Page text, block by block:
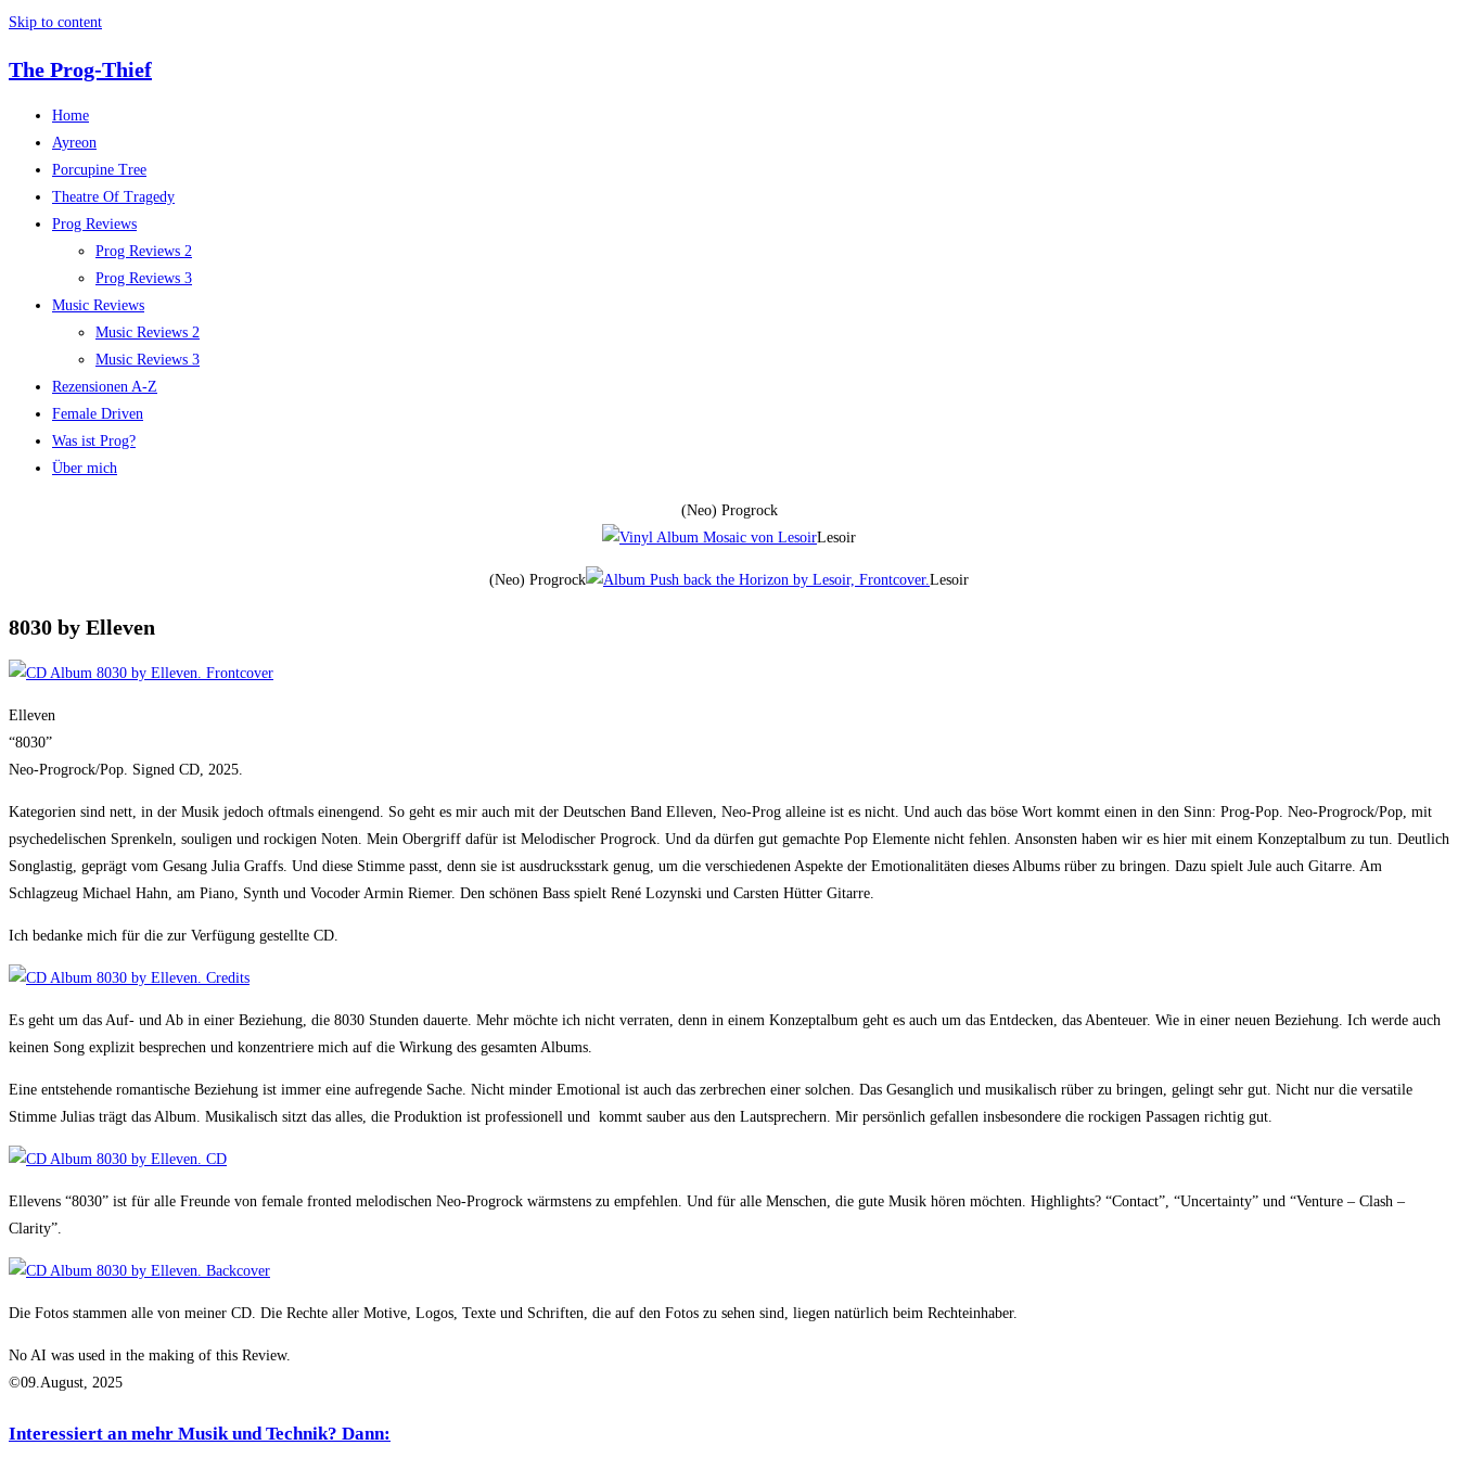
Skip to content
The Prog-Thief
Home
Ayreon
Porcupine Tree
Theatre Of Tragedy
Prog Reviews
Prog Reviews 2
Prog Reviews 3
Music Reviews
Music Reviews 2
Music Reviews 3
Rezensionen A-Z
Female Driven
Was ist Prog?
Über mich
(Neo) Progrock
Lesoir
(Neo) Progrock Lesoir
8030 by Elleven
Elleven
“8030”
Neo-Progrock/Pop. Signed CD, 2025.
Kategorien sind nett, in der Musik jedoch oftmals einengend. So geht es mir auch mit der Deutschen Band Elleven, Neo-Prog alleine ist es nicht. Und auch das böse Wort kommt einen in den Sinn: Prog-Pop. Neo-Progrock/Pop, mit
psychedelischen Sprenkeln, souligen und rockigen Noten. Mein Obergriff dafür ist Melodischer Progrock. Und da dürfen gut gemachte Pop Elemente nicht fehlen. Ansonsten haben wir es hier mit einem Konzeptalbum zu tun. Deutlich
Songlastig, geprägt vom Gesang Julia Graffs. Und diese Stimme passt, denn sie ist ausdrucksstark genug, um die verschiedenen Aspekte der Emotionalitäten dieses Albums rüber zu bringen. Dazu spielt Jule auch Gitarre. Am
Schlagzeug Michael Hahn, am Piano, Synth und Vocoder Armin Riemer. Den schönen Bass spielt René Lozynski und Carsten Hütter Gitarre.
Ich bedanke mich für die zur Verfügung gestellte CD.
Es geht um das Auf- und Ab in einer Beziehung, die 8030 Stunden dauerte. Mehr möchte ich nicht verraten, denn in einem Konzeptalbum geht es auch um das Entdecken, das Abenteuer. Wie in einer neuen Beziehung. Ich werde auch
keinen Song explizit besprechen und konzentriere mich auf die Wirkung des gesamten Albums.
Eine entstehende romantische Beziehung ist immer eine aufregende Sache. Nicht minder Emotional ist auch das zerbrechen einer solchen. Das Gesanglich und musikalisch rüber zu bringen, gelingt sehr gut. Nicht nur die versatile
Stimme Julias trägt das Album. Musikalisch sitzt das alles, die Produktion ist professionell und kommt sauber aus den Lautsprechern. Mir persönlich gefallen insbesondere die rockigen Passagen richtig gut.
Ellevens “8030” ist für alle Freunde von female fronted melodischen Neo-Progrock wärmstens zu empfehlen. Und für alle Menschen, die gute Musik hören möchten. Highlights? “Contact”, “Uncertainty” und “Venture – Clash –
Clarity”.
Die Fotos stammen alle von meiner CD. Die Rechte aller Motive, Logos, Texte und Schriften, die auf den Fotos zu sehen sind, liegen natürlich beim Rechteinhaber.
No AI was used in the making of this Review.
©09.August, 2025
Interessiert an mehr Musik und Technik? Dann: